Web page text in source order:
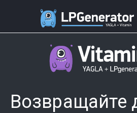
Возвращайте